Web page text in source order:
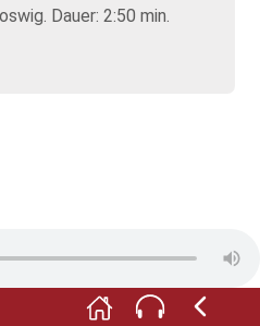
Dauer: 2:50 min.